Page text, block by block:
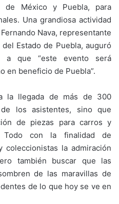
de México y Puebla, para
Una grandiosa actividad
Nava, representante
Estado de Puebla, auguró
a que “este evento será
en beneficio de Puebla”.
la llegada de más de 300
los asistentes, sino que
de piezas para carros y
Todo con la finalidad de
la admiración
también buscar que las
de las maravillas de
de lo que hoy se ve en